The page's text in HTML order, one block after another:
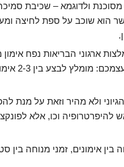
ולדוגמא – שכיבת
ולא מהיר וזאת על מנת
להיפרטרופיה וכו, אלא
אימונים, זמני מנוחה בין